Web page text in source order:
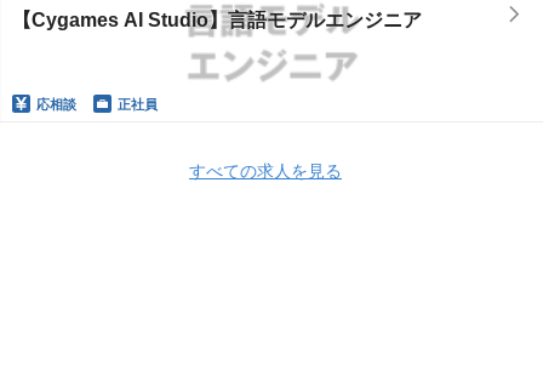
【Cygames AI Studio】言語モデルエンジニア
応相談 正社員
すべての求人を見る